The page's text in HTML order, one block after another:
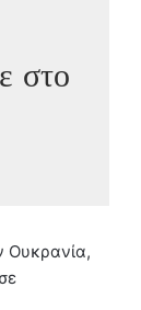
στο
Ουκρανία,